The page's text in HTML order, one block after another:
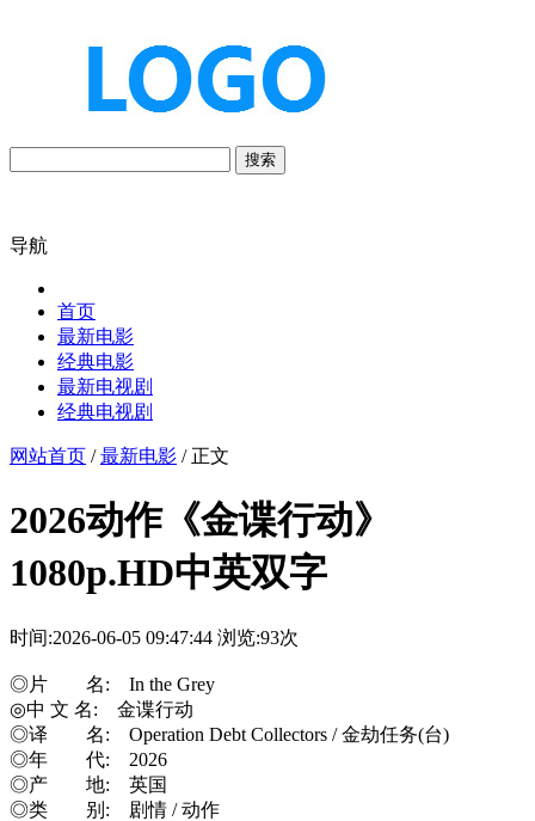
搜索
导航
首页
最新电影
经典电影
最新电视剧
经典电视剧
网站首页 /最新电影 / 正文
2026动作《金谍行动》
1080p.HD中英双字
时间:2026-06-05 09:47:44 浏览:93次
◎片 名: In the Grey
◎中 文 名: 金谍行动
◎译 名: Operation Debt Collectors / 金劫任务(台)
◎年 代: 2026
◎产 地: 英国
◎类 别: 剧情 / 动作